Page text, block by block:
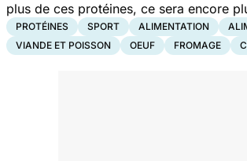
plus de ces protéines, ce sera encore
PROTÉINES SPORT ALIMENTATION
VIANDE ET POISSON
OEUF FROMAGE